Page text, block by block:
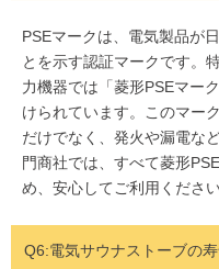
PSEマークは、電気製品が
とを示す認証マークです。
力機器では「菱形PSEマー
けられています。このマー
だけでなく、発火や漏電な
門商社では、すべて菱形
め、安心してご利用ください
Q6:電気サウナストーブの